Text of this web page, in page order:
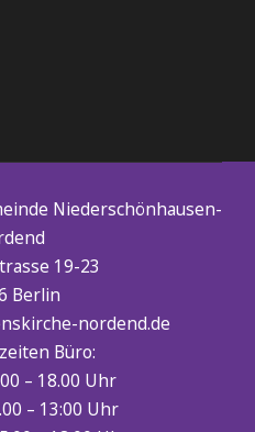
Niederschönhausen-
19-23
Berlin
nordend.de
Büro:
– 18.00 Uhr
– 13:00 Uhr